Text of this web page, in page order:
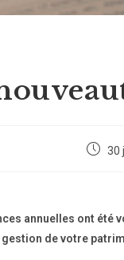
30
annuelles ont été
de votre